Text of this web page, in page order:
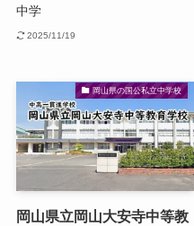
中学
2025/11/19
岡山県の国公私立中学校
岡山県立岡山大安寺中等教